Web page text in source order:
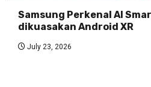
Samsung Perkenal AI
dikuasakan Android XR
July 23, 2026